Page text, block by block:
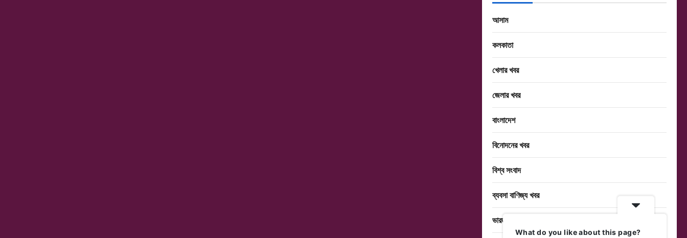
আসাম
কলকাতা
খেলার খবর
জেলার খবর
বাংলাদেশ
বিনোদনের খবর
বিশ্ব সংবাদ
ব্যবসা বাণিজ্য খবর
ভারত
What do you like about this page?